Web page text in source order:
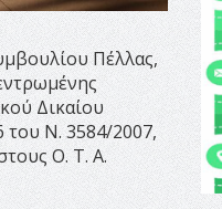
Πέλλας,
Δικαίου
του Ν. 3584/2007,
Ο. Τ. Α.